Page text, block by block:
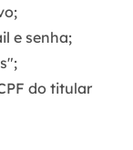
e senha;
do titular